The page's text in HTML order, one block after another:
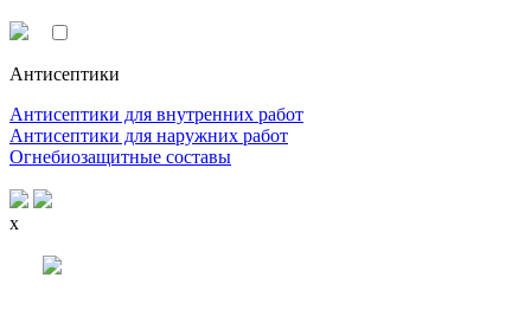
Антисептики
Антисептики для внутренних работ
Антисептики для наружних работ
Огнебиозащитные составы
x